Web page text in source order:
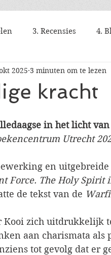
3. Recensies 4.
kracht
2025 3 minuten om te lezen
in het licht van
Utrecht
en uitgebreide
Force. The Holy Spirit
de tekst van de
Kooi zich uitdrukkelijk
aan charismata
tot gevolg dat er